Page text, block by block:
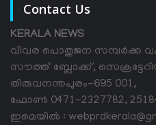
Contact Us
KERALA NEWS
വിവര പൊതുജന സമ്പര്‍ക്ക
സൗത്ത് ബ്ലോക്ക്,
തിരുവനന്തപുരം-695 001,
ഫോൺ 0471-2327782,
ഇമെയിൽ :